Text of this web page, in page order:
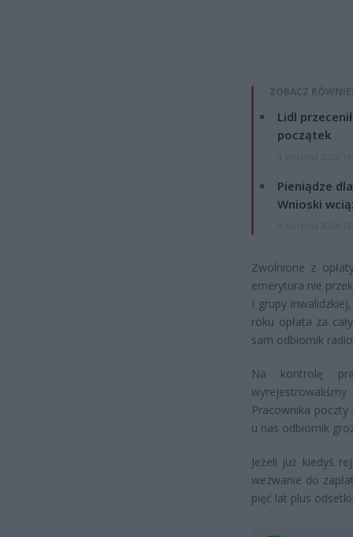
ZOBACZ
Lidl
początek
Pieniądze
Wnioski
Zwolnione z
emerytura nie
I grupy
roku opłata za
sam odbiornik
Na kontrolę
Pracownika
u nas odbiornik
Jeżeli już kiedyś
wezwanie do
pięć lat plus odsetki.